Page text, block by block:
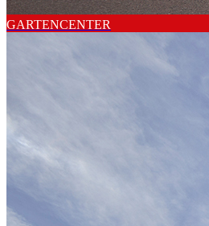
GARTENCENTER